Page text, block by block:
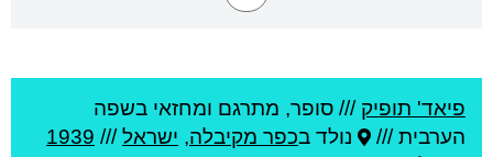
פיאד' תופיק /// סופר, מתרגם ומחזאי בשפה
הערבית ///
נולד בכפר מקיבלה, ישראל///
1939